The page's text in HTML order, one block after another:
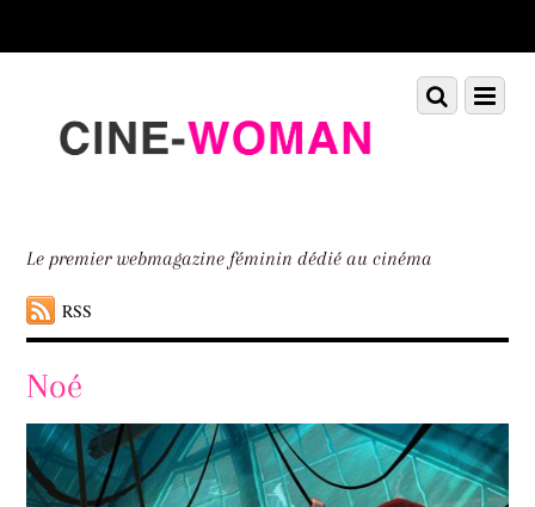
down
Le premier webmagazine féminin dédié au cinéma
RSS
Menu
Scroll
down
Noé